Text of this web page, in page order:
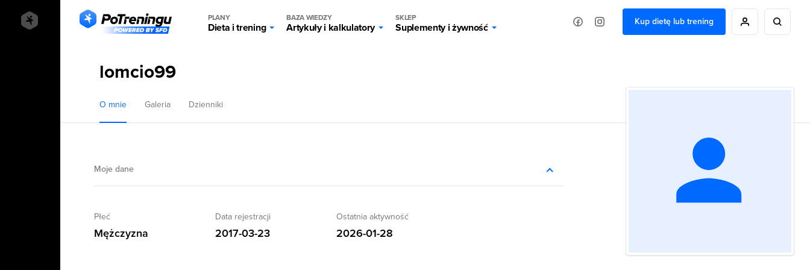
PLANY
Dieta i trening
BAZA WIEDZY
Artykuły i kalkulatory
SKLEP
Suplementy i żywność
Kup dietę lub trening
lomcio99
O mnie Galeria Dzienniki
Moje dane
Płeć
Mężczyzna
Data rejestracji
2017-03-23
Ostatnia aktywność
2026-01-28